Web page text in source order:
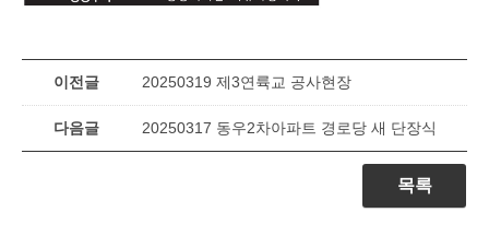
이전글 20250319 제3연륙교 공사현장
다음글 20250317 동우2차아파트 경로당 새 단장식
목록